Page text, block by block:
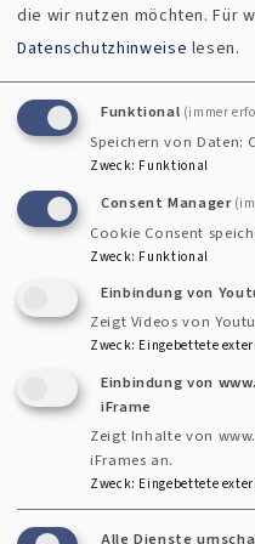
und Microsoft
Cancom und Microsoft
Bekanntmachung über
verantwortlichen
genutzten
Diensten (DSGemVBek)
insbesondere für
stellt sicher, dass Zugriffe
Europäischen
Zuständigkeit für
können sich aber auch ans
der Evang.-Luth. Kirche
7-13, 80333 München Tel.
Mail:
die wir nutzen möchten.Für
Datenschutzhinweise lesen.
Funktional (immer
Speichern von Daten:
Zweck: Funktional
Consent Manager
Cookie Consent
Zweck: Funktional
Einbindung von
Zeigt Videos von
Zweck: Eingebettete
Einbindung von
iFrame
Zeigt Inhalte von
iFrames an.
Zweck: Eingebettete
Alle Dienste